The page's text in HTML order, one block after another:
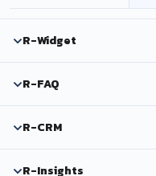
R-Widget
R-FAQ
R-CRM
R-Insights